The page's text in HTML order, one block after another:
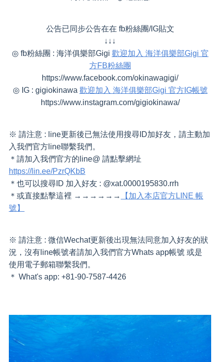
公告已同步公告在在 fb粉絲團/IG貼文
↓↓↓
◎ fb粉絲團 : 海洋俱樂部Gigi 歡迎加入 海洋俱樂部Gigi 官
方FB粉絲團
https://www.facebook.com/okinawagigi/
◎ IG : gigiokinawa 歡迎加入 海洋俱樂部Gigi 官方IG帳號
https://www.instagram.com/gigiokinawa/
※ 請注意 : line更新後已無法使用搜尋ID加好友，請主動加
入我們官方line聯繫我們。
＊請加入我們官方的line@ 請點擊網址
https://lin.ee/PzrQKbB
＊也可以搜尋ID 加入好友 : @xat.0000195830.rrh
＊或直接點擊這裡 →→→→→→
【加入本店官方LINE 帳
號】
※ 請注意 : 微信Wechat更新後出現無法同意加入好友的狀
況，沒有line帳號者請加入我們官方Whats app帳號 或是
使用電子郵箱聯繫我們。
＊ What's app: +81-90-7587-4426